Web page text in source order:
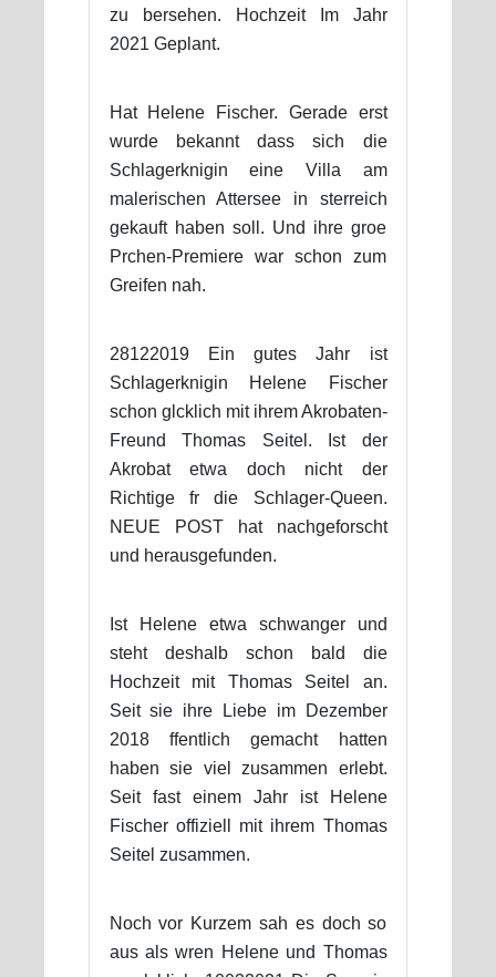
zu bersehen. Hochzeit Im Jahr
2021 Geplant.
Hat Helene Fischer. Gerade erst
wurde bekannt dass sich die
Schlagerknigin eine Villa am
malerischen Attersee in sterreich
gekauft haben soll. Und ihre groe
Prchen-Premiere war schon zum
Greifen nah.
28122019 Ein gutes Jahr ist
Schlagerknigin Helene Fischer
schon glcklich mit ihrem Akrobaten-
Freund Thomas Seitel. Ist der
Akrobat etwa doch nicht der
Richtige fr die Schlager-Queen.
NEUE POST hat nachgeforscht
und herausgefunden.
Ist Helene etwa schwanger und
steht deshalb schon bald die
Hochzeit mit Thomas Seitel an.
Seit sie ihre Liebe im Dezember
2018 ffentlich gemacht hatten
haben sie viel zusammen erlebt.
Seit fast einem Jahr ist Helene
Fischer offiziell mit ihrem Thomas
Seitel zusammen.
Noch vor Kurzem sah es doch so
aus als wren Helene und Thomas